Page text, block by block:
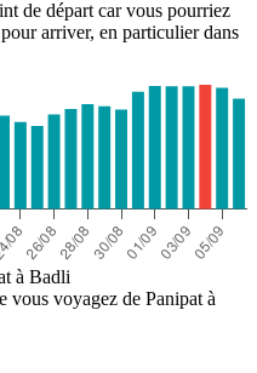
de départ car vous pourriez
arriver, en particulier dans
à Badli
vous voyagez de Panipat à